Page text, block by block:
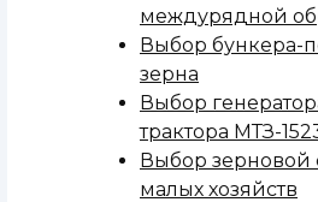
междурядной
Выбор бункера-
зерна
Выбор
трактора МТЗ-
Выбор зерновой
малых хозяйств